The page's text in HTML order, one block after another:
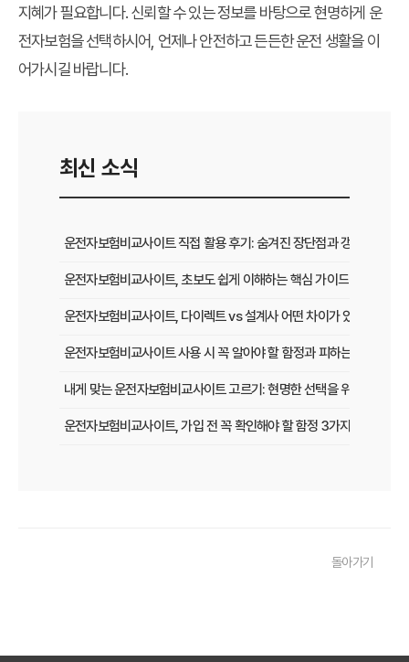
지혜가 필요합니다. 신뢰할 수 있는 정보를 바탕으로 현명하게 운
전자보험을 선택하시어, 언제나 안전하고 든든한 운전 생활을 이
어가시길 바랍니다.
최신 소식
운전자보험비교사이트 직접 활용 후기: 숨겨진 장단점과 갱신 팁
운전자보험비교사이트, 초보도 쉽게 이해하는 핵심 가이드
운전자보험비교사이트, 다이렉트 vs 설계사 어떤 차이가 있을까?
운전자보험비교사이트 사용 시 꼭 알아야 할 함정과 피하는 법
내게 맞는 운전자보험비교사이트 고르기: 현명한 선택을 위한 5가지
운전자보험비교사이트, 가입 전 꼭 확인해야 할 함정 3가지
운전자보험 다이렉트 vs 비교사이트, 나에게 맞는 가입 방법은?
돌아가기